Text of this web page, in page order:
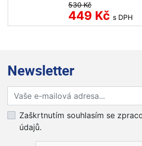
530 Kč
449 Kč s DPH
Newsletter
Přihlaste se k odběru novinek
Zaškrtnutím souhlasím se
údajů.